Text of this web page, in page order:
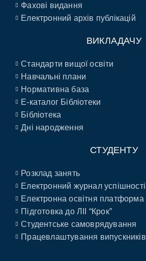
Фахові видання
Електронний архів публікацій
ВИКЛАДАЧУ
Стандарти вищої освіти
Навчальні плани
Нормативна база
E-каталог Бібліотеки
Бібліотека
Дні народження
СТУДЕНТУ
Розклад занять
Електронний журнал успішності
Електронна освітня платформа
Підготовка до ЛІІ “Крок”
Студентське самоврядування
Працевлаштування випускників